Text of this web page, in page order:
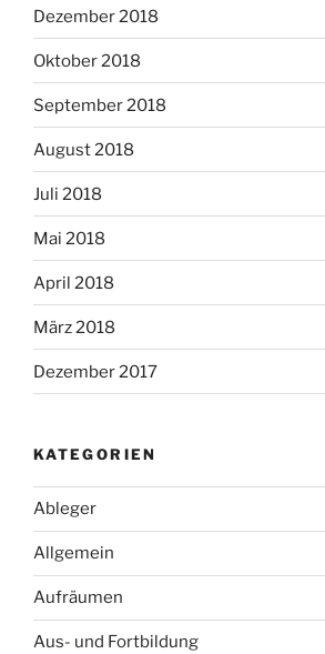
Dezember 2018
Oktober 2018
September 2018
August 2018
Juli 2018
Mai 2018
April 2018
März 2018
Dezember 2017
KATEGORIEN
Ableger
Allgemein
Aufräumen
Aus- und Fortbildung